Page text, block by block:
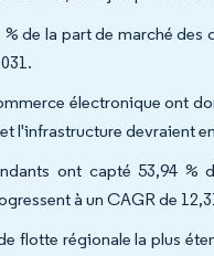
de la part de marché
électronique ont
l'infrastructure devraient
ont capté 53,94 %
à un CAGR de
flotte régionale la plus